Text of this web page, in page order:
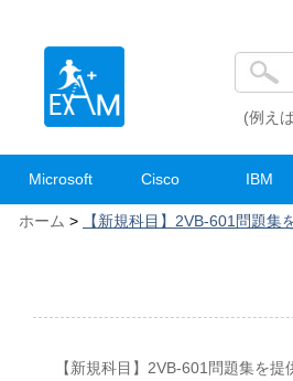
(例え
Microsoft Cisco IBM
ホーム > 【新規科目】2VB-601問題集
【新規科目】2VB-601問題集を提